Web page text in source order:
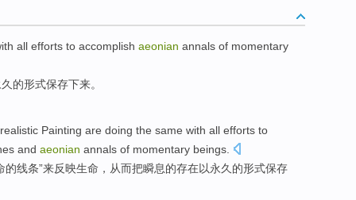
all efforts to accomplish aeonian annals of momentary
的形式保存下来。
realistic Painting are doing the same with all efforts to
and aeonian annals of momentary beings.
的线条”来反映生命，从而把瞬息的存在以永久的形式保存